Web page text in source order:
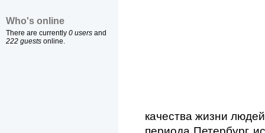
Who's online
There are currently 0 users and
222 guests online.
качества жизни